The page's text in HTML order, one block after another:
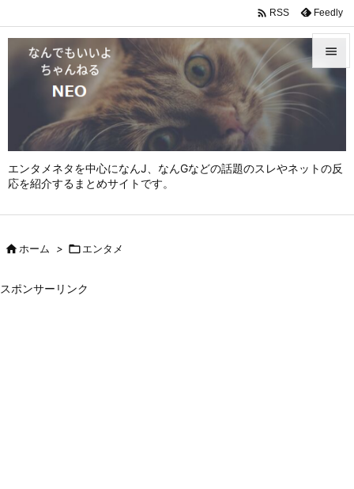
エンタメネタを中心になんJ、なんGなどの話題のスレやネットの反
応を紹介するまとめサイトです。



 RSS Feedly
ホーム > エンタメ
スポンサーリンク